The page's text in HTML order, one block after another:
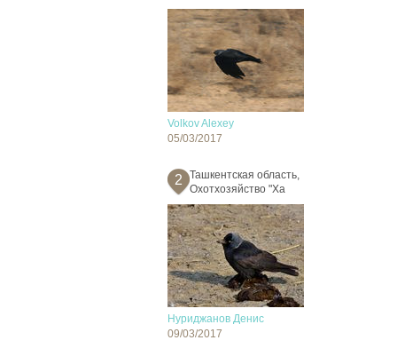
Volkov Alexey
05/03/2017
2
Ташкентская область,
Охотхозяйство "Ха
Нуриджанов Денис
09/03/2017